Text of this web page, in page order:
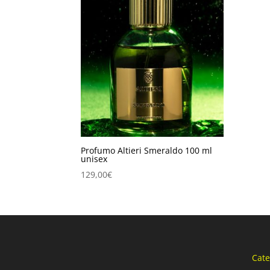
Profumo Altieri Smeraldo 100 ml
unisex
129,00€